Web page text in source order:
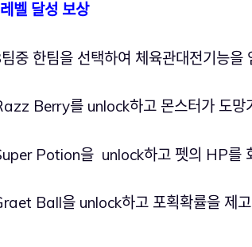
벨 달성 보상
중 한팀을 선택하여 체육관대전기능을
Berry를 unlock하고 몬스터가 도망
Potion을 unlock하고 펫의 HP를
Ball을 unlock하고 포획확률을 제